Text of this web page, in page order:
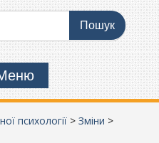
психології > Зміни >